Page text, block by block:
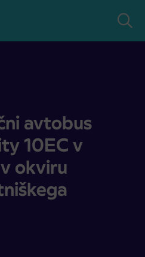
Lions City 10EC v Kopru testira v
avtobus
10EC v
okviru